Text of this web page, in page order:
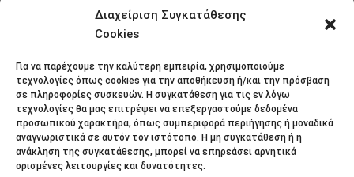
Διαχείριση Συγκατάθεσης
Cookies
Για να παρέχουμε την καλύτερη εμπειρία, χρησιμοποιούμε
τεχνολογίες όπως cookies για την αποθήκευση ή/και την πρόσβαση
σε πληροφορίες συσκευών. Η συγκατάθεση για τις εν λόγω
τεχνολογίες θα μας επιτρέψει να επεξεργαστούμε δεδομένα
προσωπικού χαρακτήρα, όπως συμπεριφορά περιήγησης ή μοναδικά
αναγνωριστικά σε αυτόν τον ιστότοπο. Η μη συγκατάθεση ή η
ανάκληση της συγκατάθεσης, μπορεί να επηρεάσει αρνητικά
ορισμένες λειτουργίες και δυνατότητες.
: +30 2373 026 739
: info@cpaa.gr
NEWSLETTER
Κάντε εγγραφή στο ηλεκτρονικό μας φυλλάδιο και μείνετε
στο επίκεντρο της οικονομικής επικαιρότητας.